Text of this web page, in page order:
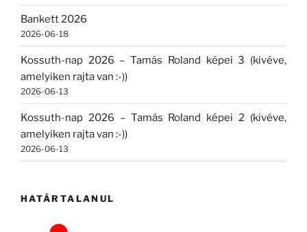
Bankett 2026
2026-06-18
Kossuth-nap 2026 – Tamás Roland képei 3 (kivéve,
amelyiken rajta van :-))
2026-06-13
Kossuth-nap 2026 – Tamás Roland képei 2 (kivéve,
amelyiken rajta van :-))
2026-06-13
HATÁRTALANUL